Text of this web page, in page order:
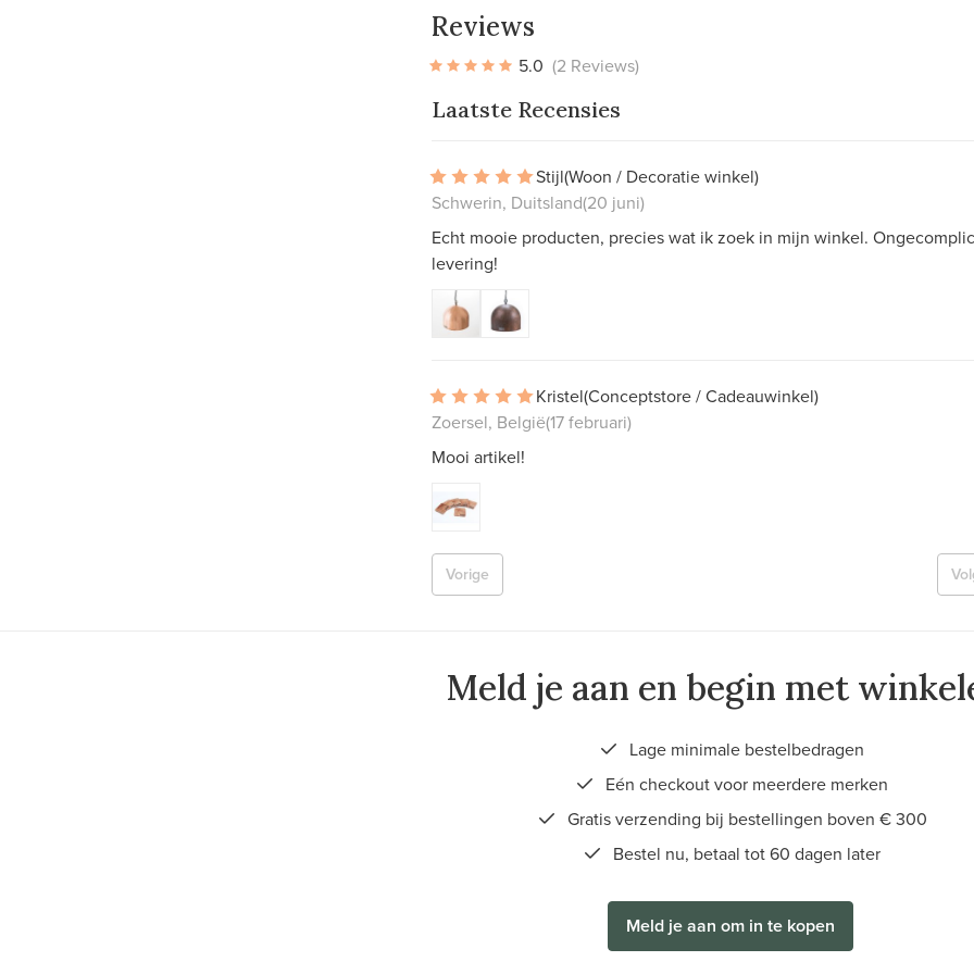
Reviews
5.0 (2 Reviews)
Laatste Recensies
Stijl(Woon / Decoratie winkel)
Schwerin, Duitsland(20 juni)
Echt mooie producten, precies wat ik zoek in mijn winkel.
levering!
Kristel(Conceptstore / Cadeauwinkel)
Zoersel, België(17 februari)
Mooi artikel!
Vorige
Meld je aan en begin met
Lage minimale bestelbedragen
Eén checkout voor meerdere merken
Gratis verzending bij bestellingen boven € 300
Bestel nu, betaal tot 60 dagen later
Meld je aan om in te kopen